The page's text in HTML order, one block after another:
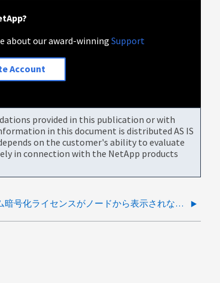
about our award-winningSupport
Account
provided in this publication or with
in this document is distributed AS IS
on the customer's ability to evaluate
in connection with the NetApp products
ボリューム暗号化ライセンスがノードから表示されなくなります